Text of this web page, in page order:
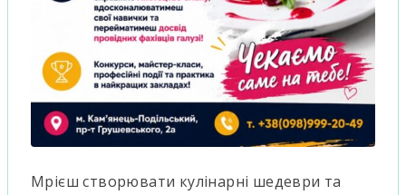
Мрієш створювати кулінарні шедеври та